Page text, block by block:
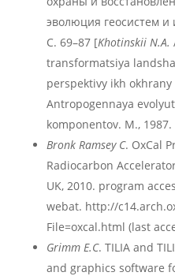
эволюция геосистем
С. 69–87 [Khotinskii N.A.
transformatsiya
perspektivy ikh
Antropogennaya
komponentov. M., 1987.
Bronk Ramsey C. OxCal
Radiocarbon
UK, 2010. program
webat. http://
File=oxcal.html (last
Grimm E.C. TILIA and
and graphics software